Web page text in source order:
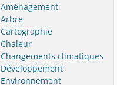
Aménagement
Arbre
Cartographie
Chaleur
Changements climatiques
Développement
Environnement